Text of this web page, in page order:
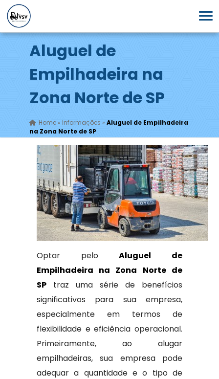
Aluguel de
Empilhadeira na
Zona Norte de SP
Home» Informações » Aluguel de Empilhadeira
na Zona Norte de SP
Optar peloAluguel de
Empilhadeira na Zona Norte de
SPtraz uma série de benefícios
significativos para sua empresa,
especialmente em termos de
flexibilidade e eficiência operacional.
Primeiramente, ao alugar
empilhadeiras, sua empresa pode
adequar a quantidade e o tipo de